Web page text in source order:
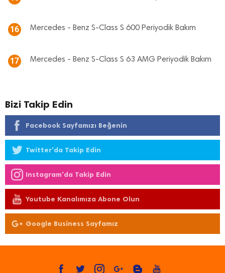
16 Mercedes - Benz S-Class S 600 Periyodik Bakım
17 Mercedes - Benz S-Class S 63 AMG Periyodik Bakım
Bizi Takip Edin
Facebook Sayfamızı Beğenin
Twitter'da Takip Edin
Instagram'da Takip Edin
Youtube Kanalımıza Abone Olun
Google Business Sayfamız